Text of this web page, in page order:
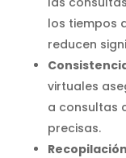
los tiempos
reducen
virtuales
a consultas
precisas.